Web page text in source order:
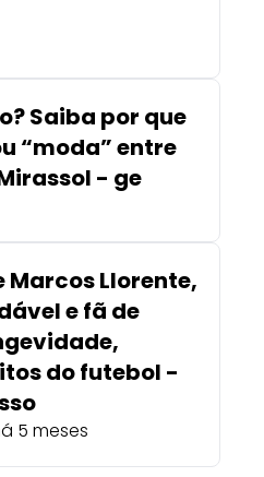
Saiba por que
“moda” entre
- ge
Marcos Llorente,
e fã de
do futebol -
5 meses